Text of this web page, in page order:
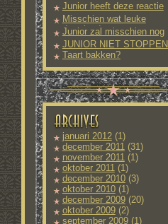
Junior heeft deze reactie
nog
Misschien wat leuke
downloads
Junior zal misschien nog
meer
JUNIOR NIET STOPPEN
Taart bakken?
januari 2012(1)
december 2011(31)
november 2011(1)
oktober 2011(1)
december 2010(3)
oktober 2010(1)
december 2009(20)
oktober 2009(2)
september 2009(1)